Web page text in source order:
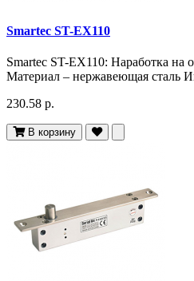
Smartec ST-EX110
Smartec ST-EX110: Наработка на
Материал – нержавеющая сталь
230.58 р.
В корзину